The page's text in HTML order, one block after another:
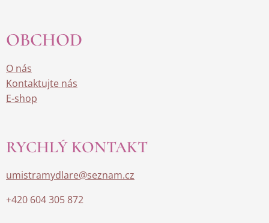
OBCHOD
O nás
Kontaktujte nás
E-shop
RYCHLÝ KONTAKT
umistramydlare@seznam.cz
+420 604 305 872